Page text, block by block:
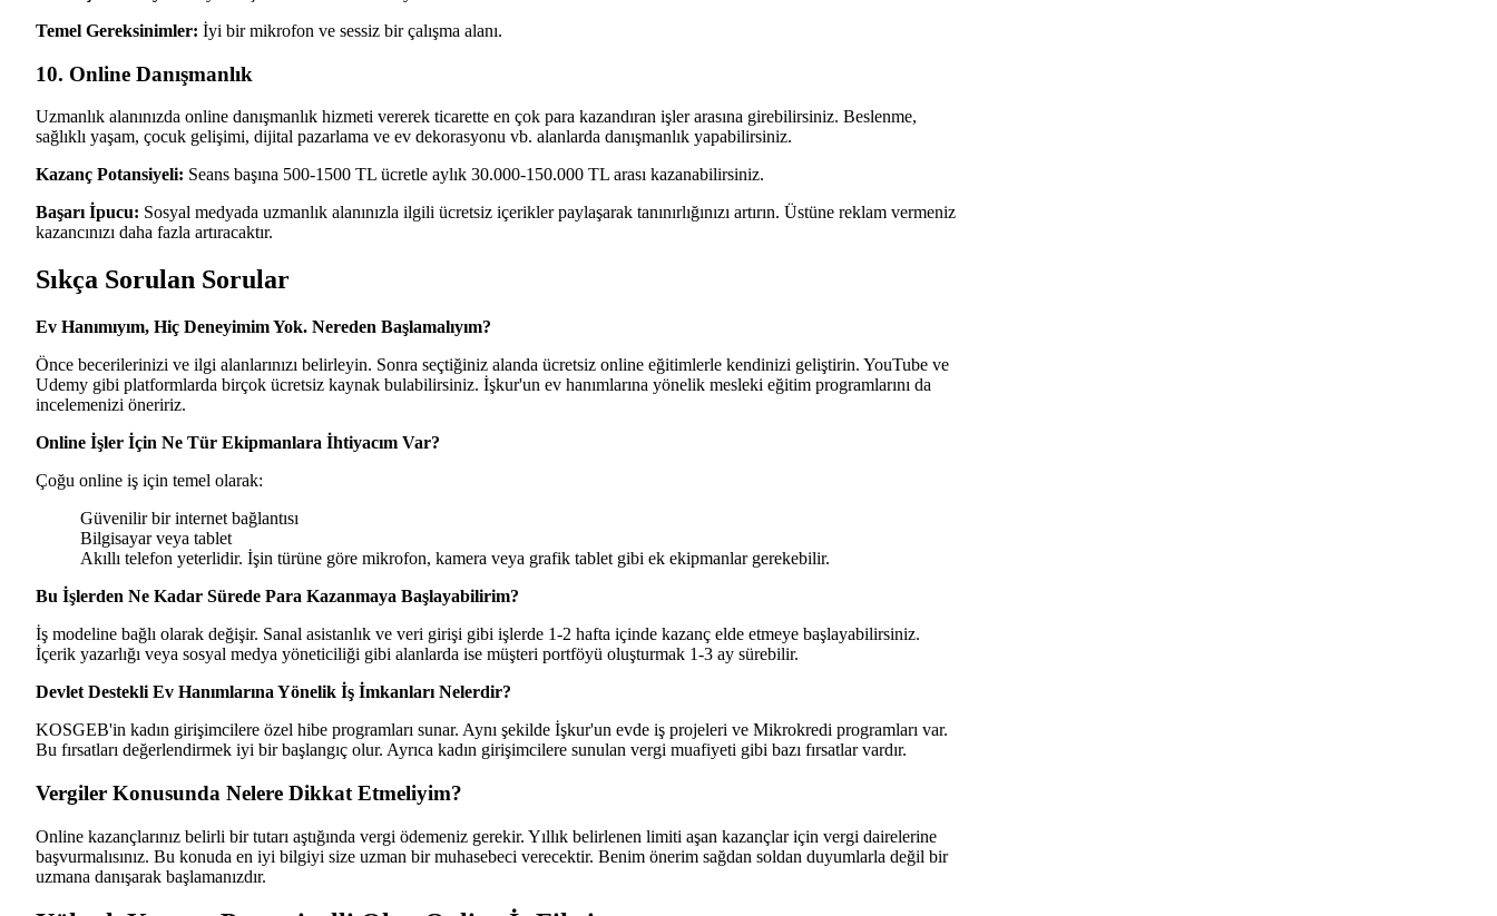
Temel Gereksinimler: İyi bir mikrofon ve sessiz bir çalışma alanı.
10. Online Danışmanlık
Uzmanlık alanınızda online danışmanlık hizmeti vererek ticarette en çok para kazandıran işler arasına girebilirsiniz. Beslenme,
sağlıklı yaşam, çocuk gelişimi, dijital pazarlama ve ev dekorasyonu vb. alanlarda danışmanlık yapabilirsiniz.
Kazanç Potansiyeli: Seans başına 500-1500 TL ücretle aylık 30.000-150.000 TL arası kazanabilirsiniz.
Başarı İpucu: Sosyal medyada uzmanlık alanınızla ilgili ücretsiz içerikler paylaşarak tanınırlığınızı artırın. Üstüne reklam vermeniz
kazancınızı daha fazla artıracaktır.
Sıkça Sorulan Sorular
Ev Hanımıyım, Hiç Deneyimim Yok. Nereden Başlamalıyım?
Önce becerilerinizi ve ilgi alanlarınızı belirleyin. Sonra seçtiğiniz alanda ücretsiz online eğitimlerle kendinizi geliştirin. YouTube ve
Udemy gibi platformlarda birçok ücretsiz kaynak bulabilirsiniz. İşkur'un ev hanımlarına yönelik mesleki eğitim programlarını da
incelemenizi öneririz.
Online İşler İçin Ne Tür Ekipmanlara İhtiyacım Var?
Çoğu online iş için temel olarak:
Güvenilir bir internet bağlantısı
Bilgisayar veya tablet
Akıllı telefon yeterlidir. İşin türüne göre mikrofon, kamera veya grafik tablet gibi ek ekipmanlar gerekebilir.
Bu İşlerden Ne Kadar Sürede Para Kazanmaya Başlayabilirim?
İş modeline bağlı olarak değişir. Sanal asistanlık ve veri girişi gibi işlerde 1-2 hafta içinde kazanç elde etmeye başlayabilirsiniz.
İçerik yazarlığı veya sosyal medya yöneticiliği gibi alanlarda ise müşteri portföyü oluşturmak 1-3 ay sürebilir.
Devlet Destekli Ev Hanımlarına Yönelik İş İmkanları Nelerdir?
KOSGEB'in kadın girişimcilere özel hibe programları sunar. Aynı şekilde İşkur'un evde iş projeleri ve Mikrokredi programları var.
Bu fırsatları değerlendirmek iyi bir başlangıç olur. Ayrıca kadın girişimcilere sunulan vergi muafiyeti gibi bazı fırsatlar vardır.
Vergiler Konusunda Nelere Dikkat Etmeliyim?
Online kazançlarınız belirli bir tutarı aştığında vergi ödemeniz gerekir. Yıllık belirlenen limiti aşan kazançlar için vergi dairelerine
başvurmalısınız. Bu konuda en iyi bilgiyi size uzman bir muhasebeci verecektir. Benim önerim sağdan soldan duyumlarla değil bir
uzmana danışarak başlamanızdır.